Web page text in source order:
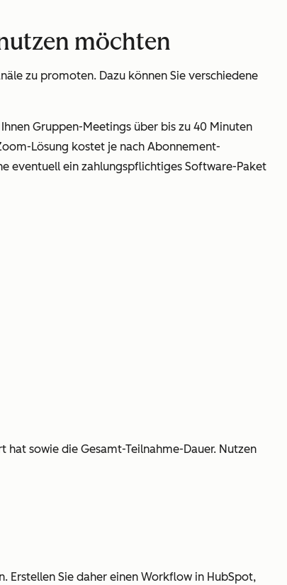
möchten
zu promoten. Dazu können Sie verschiedene
Gruppen-Meetings über bis zu 40 Minuten
Lösung kostet je nach Abonnement-
eventuell ein zahlungspflichtiges Software-Paket
sowie die Gesamt-Teilnahme-Dauer. Nutzen
Erstellen Sie daher einen Workflow in HubSpot,